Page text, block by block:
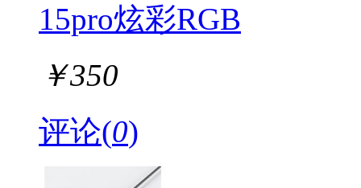
15pro炫彩RGB
￥350
评论(0)